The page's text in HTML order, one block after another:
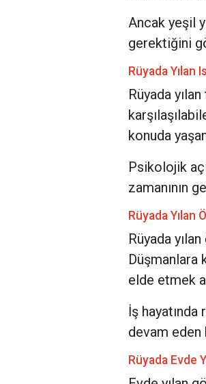
Ancak yeşil
gerektiğini
Rüyada Yılan
Rüyada
konuda
Psikolojik
zamanının
Rüyada Yılan
Rüyada
Düşmanlara
elde etmek
İş
devam eden
Rüyada Evde